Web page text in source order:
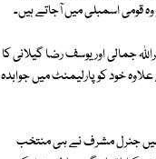
قومی اسمبلی میں آجاتے ہیں۔
جمالی اور یوسف رضا گیلانی کا
خود کو پارلیمنٹ میں جوابدہ
جنرل مشرف نے ہی منتخب